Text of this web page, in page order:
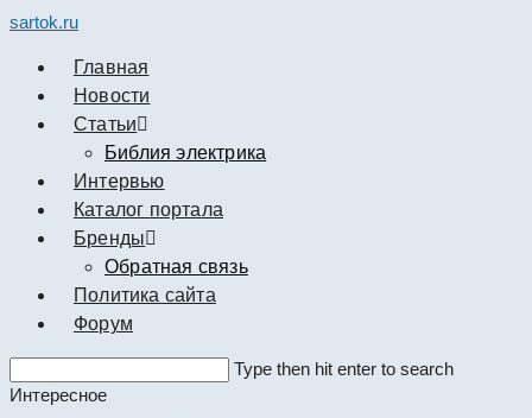
sartok.ru
Главная
Новости
Cтатьи
Библия электрика
Интервью
Каталог портала
Бренды
Обратная связь
Политика сайта
Форум
this
Type then hit enter to search
Интересное